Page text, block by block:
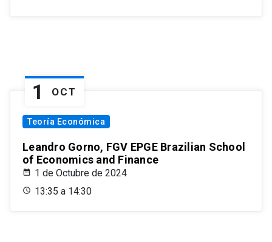
1 OCT
Teoría Económica
Leandro Gorno, FGV EPGE Brazilian School
of Economics and Finance
1 de Octubre de 2024
13:35 a 14:30